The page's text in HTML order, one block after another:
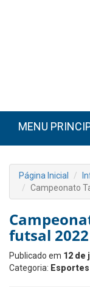
MENU
Página Inicial
Campeonato
futsal 2022
Publicado em 12 de
Categoria: Esportes